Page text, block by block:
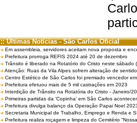
:: Últimas Notícias - São Carlos Oficial
Em assembleia, servidores aceitam nova proposta e
Prefeitura prorroga REFIS 2024 até 20 de dezembro
Trânsito é liberado na Rotatório do Cristo neste sábado
Atenção: Ruas da Vila Alpes sofrem alteração de
Centro Estético de São Carlos foi premiado vencedor
Prefeitura efetuou mais de 5 mil castrações em 2023
Interdição de Trânsito na Rotatória do Cristo - Janeiro/
Primeiras partidas da ‘Copinha’ em São Carlos
Prefeitura divulga balanço da Operação Papai Noel
Secretaria Municipal de Trabalho, Emprego e Renda e
Prefeitura realiza roçagem e limpeza do Cemitério